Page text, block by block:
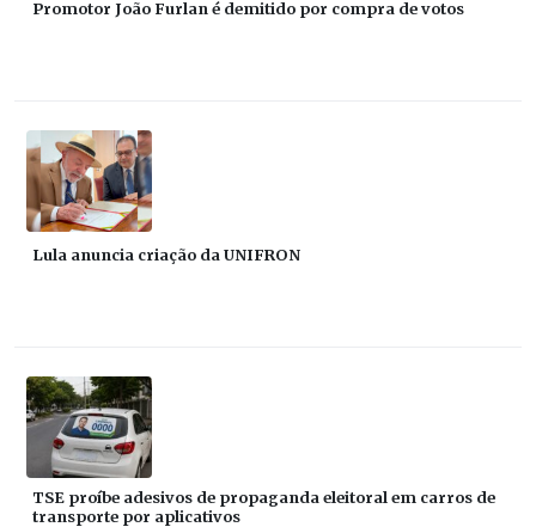
Promotor João Furlan é demitido por compra de votos
Lula anuncia criação da UNIFRON
TSE proíbe adesivos de propaganda eleitoral em carros de
transporte por aplicativos